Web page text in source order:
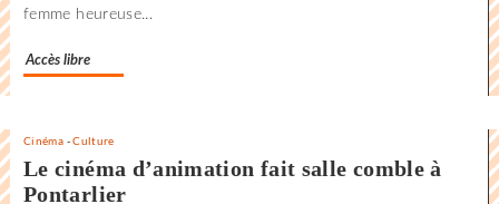
femme heureuse...
Accès libre
Cinéma -Culture
Le cinéma d’animation fait salle comble à
Pontarlier